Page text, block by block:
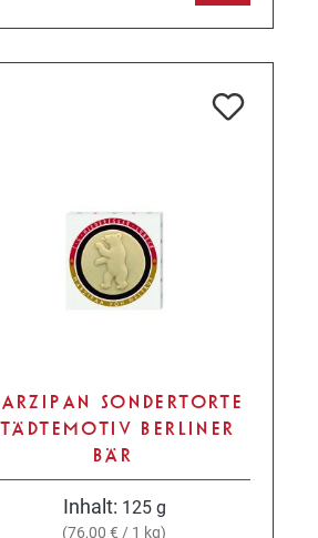
SONDERTORTE
BERLINER
BÄR
Inhalt: 125 g
(76,00 € / 1 kg)